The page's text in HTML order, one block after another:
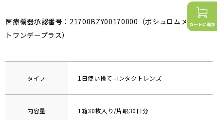
医療機器承認番号：21700BZY00170000（ボシュロムメダリス
トワンデープラス）
タイプ 1日使い捨てコンタクトレンズ
内容量 1箱30枚入り/片眼30日分